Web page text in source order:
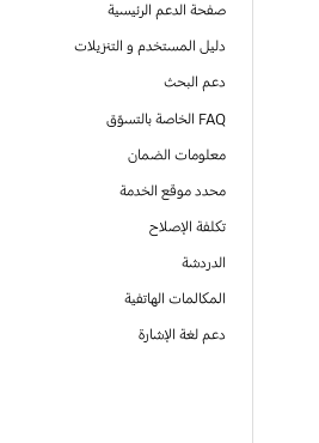
صفحة الدعم الرئيسية
دليل المستخدم و التنزيلات
دعم البحث
FAQ الخاصة بالتسوّق
معلومات الضمان
محدد موقع الخدمة
تكلفة الإصلاح
الدردشة
المكالمات الهاتفية
دعم لغة الإشارة